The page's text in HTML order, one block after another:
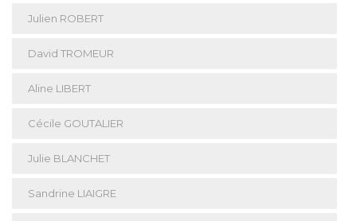
Julien ROBERT
David TROMEUR
Aline LIBERT
Cécile GOUTALIER
Julie BLANCHET
Sandrine LIAIGRE